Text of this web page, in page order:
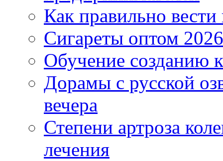
Как правильно
Сигареты оптом
Обучение созданию
Дорамы с русской
вечера
Степени артроза
лечения